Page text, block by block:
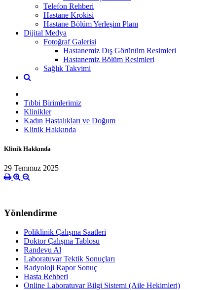
Telefon Rehberi
Hastane Krokisi
Hastane Bölüm Yerleşim Planı
Dijital Medya
Fotoğraf Galerisi
Hastanemiz Dış Görünüm Resimleri
Hastanemiz Bölüm Resimleri
Sağlık Takvimi
Tıbbi Birimlerimiz
Klinikler
Kadın Hastalıkları ve Doğum
Klinik Hakkında
Klinik Hakkında
29 Temmuz 2025
Yönlendirme
Poliklinik Çalışma Saatleri
Doktor Çalışma Tablosu
Randevu Al
Laboratuvar Tektik Sonuçları
Radyoloji Rapor Sonuç
Hasta Rehberi
Online Laboratuvar Bilgi Sistemi (Aile Hekimleri)